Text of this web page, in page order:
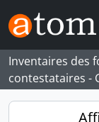
Skip to main content
Inventaires des
contestataires -